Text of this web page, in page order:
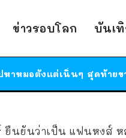
ข่าวรอบโลก บันเทิ
ยืนยันว่าเป็น แฟนหงส์